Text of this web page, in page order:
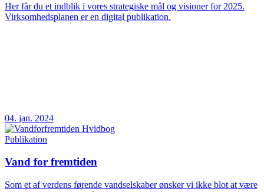
Her får du et indblik i vores strategiske mål og visioner for 2025.
Virksomhedsplanen er en digital publikation.
04. jan. 2024
Publikation
Vand for fremtiden
Som et af verdens førende vandselskaber ønsker vi ikke blot at være